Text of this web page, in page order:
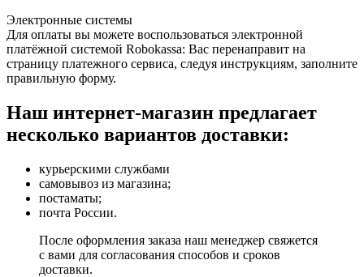
Электронные системы
Для оплаты вы можете воспользоваться электронной
платёжной системой Robokassa: Вас перенаправит на
страницу платежного сервиса, следуя инструкциям, заполните
правильную форму.
Наш интернет-магазин предлагает
несколько вариантов доставки:
курьерскими службами
самовывоз из магазина;
постаматы;
почта России.
После оформления заказа наш менеджер свяжется
с вами для согласования способов и сроков
доставки.